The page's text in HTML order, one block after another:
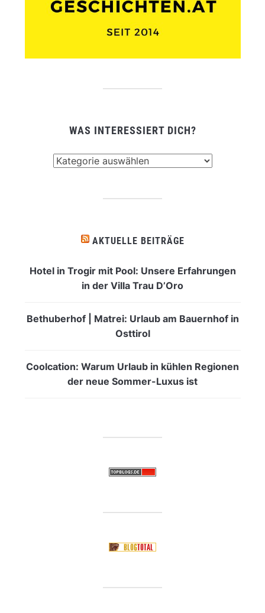
WAS INTERESSIERT DICH?
AKTUELLE BEITRÄGE
Hotel in Trogir mit Pool: Unsere Erfahrungen
in der Villa Trau D’Oro
Bethuberhof | Matrei: Urlaub am Bauernhof in
Osttirol
Coolcation: Warum Urlaub in kühlen Regionen
der neue Sommer-Luxus ist